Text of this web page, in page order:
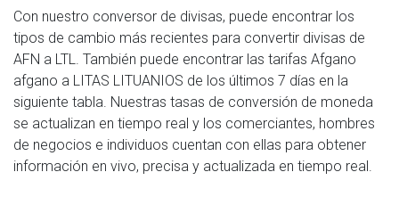
Con nuestro conversor de divisas, puede encontrar los
tipos de cambio más recientes para convertir divisas de
AFN a LTL. También puede encontrar las tarifas Afgano
afgano a LITAS LITUANIOS de los últimos 7 días en la
siguiente tabla. Nuestras tasas de conversión de moneda
se actualizan en tiempo real y los comerciantes, hombres
de negocios e individuos cuentan con ellas para obtener
información en vivo, precisa y actualizada en tiempo real.